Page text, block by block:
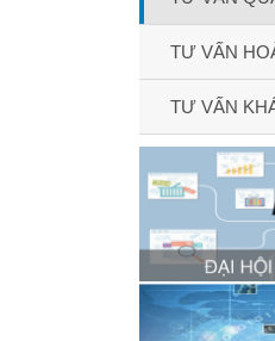
TƯ VẤN
TƯ VẤN